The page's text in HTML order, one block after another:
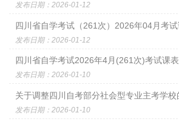
发布日期：2026-01-12
四川省自学考试（261次）2026年04月考试
发布日期：2026-01-12
四川省自学考试2026年4月(261次)考试课
发布日期：2026-01-10
关于调整四川自考部分社会型专业主考学校
发布日期：2026-01-10